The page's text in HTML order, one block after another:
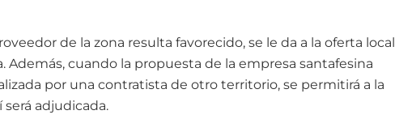
de la zona resulta favorecido, se le da a la oferta local
Además, cuando la propuesta de la empresa santafesina
por una contratista de otro territorio, se permitirá a la
adjudicada.